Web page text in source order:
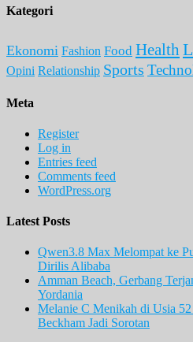
Kategori
Ekonomi Fashion Food Health
Opini Relationship Sports
Meta
Register
Log in
Entries feed
Comments feed
WordPress.org
Latest Posts
Qwen3.8 Max Melompat ke
Dirilis Alibaba
Amman Beach, Gerbang
Yordania
Melanie C Menikah di Usia
Beckham Jadi Sorotan